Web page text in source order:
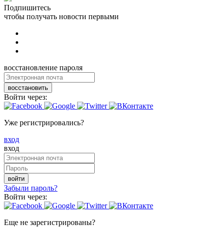
Подпишитесь
чтобы получать новости первыми
восстановление пароля
восстановить
Войти через:
Уже регистрировались?
вход
вход
войти
Забыли пароль?
Войти через:
Еще не зарегистрированы?